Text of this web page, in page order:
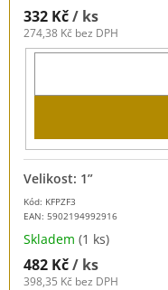
332 Kč/ ks
274,38 Kč bez DPH
Kód: KFPZF3
EAN: 5902194992916
Velikost: 1”
Skladem (1 ks)
482 Kč/ ks
398,35 Kč bez DPH